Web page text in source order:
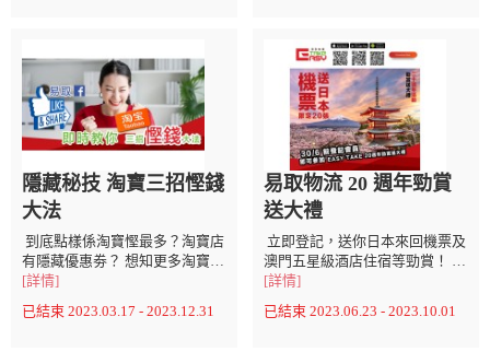
友仔都試過呢啲不快經歷。正正
係因為呢啲原因，促使Ea...
俬運送上門之外，仲可以請我哋
嘅專業裝修師傅幫大家組...
隱藏秘技 淘寶三招慳錢
大法
到底點樣係淘寶慳最多？淘寶店
有隱藏優惠劵？ 想知更多淘寶慳
錢小貼士，即刻去以下連結，即
就可以慳更多繼續開心shopping
[詳情]
已結束 2023.03.17 - 2023.12.31
易取物流 20 週年勁賞
送大禮
立即登記，送你日本來回機票及
澳門五星級酒店住宿等勁賞！ 唔
經唔覺，Easy Take易取物流已經
戶在物流方面對我們的信任和支
[詳情]
已結束 2023.06.23 - 2023.10.01